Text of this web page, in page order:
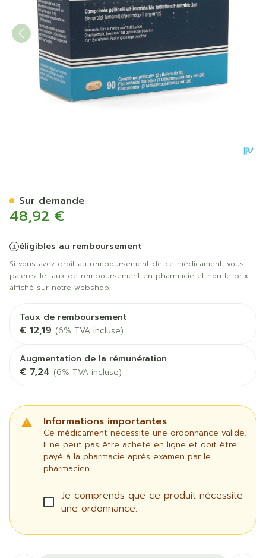
48,92 €
éligibles au remboursement
Si vous avez droit au remboursement de ce médicament, vous
paierez le taux de remboursement en pharmacie et non le prix
affiché sur notre webshop.
Taux de remboursement
€ 12,19 (6% TVA incluse)
Augmentation de la rémunération
€ 7,24 (6% TVA incluse)
Informations importantes
Ce médicament nécessite une ordonnance valide.
Il ne peut pas être acheté en ligne et doit être
payé à la pharmacie après examen par le
pharmacien.
Je comprends que ce produit nécessite
une ordonnance.
Sur demande